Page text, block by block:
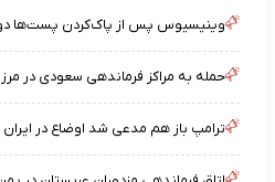
وینیسیوس پس از پاک‌کردن پست‌ها
حمله به مراکز فرماندهی سعودی در
ترامپ باز هم مدعی شد اوضاع در